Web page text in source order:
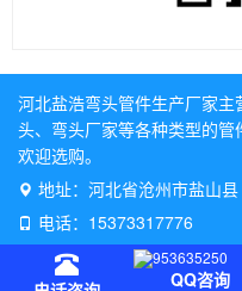
河北盐浩弯头管件生产厂家主
头、 弯头厂家等各种类型的管
欢迎选购。
地址：河北省沧州市盐山县
电话：15373317776
QQ咨询